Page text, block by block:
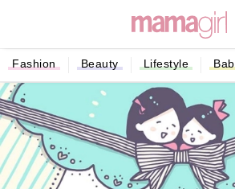
Fashion Beauty Lifestyle